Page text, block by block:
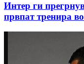
Интер ги
првпат тренира